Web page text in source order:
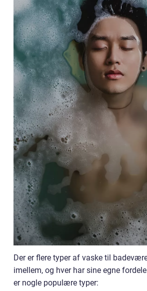
Der er flere typer af vaske til
imellem, og hver har sine egne
er nogle populære typer: